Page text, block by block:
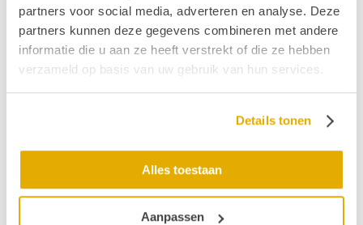
partners voor social media, adverteren en analyse. Deze
partners kunnen deze gegevens combineren met andere
informatie die u aan ze heeft verstrekt of die ze hebben
verzameld op basis van uw gebruik van hun services.
Details tonen
Alles toestaan
Aanpassen
Vond je dit interessant?
Ontvang de nieuwste ontwikkelingen eenvoudig via